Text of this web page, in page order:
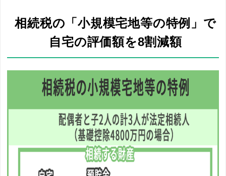
相続税の「小規模宅地等の特例」で
自宅の評価額を8割減額